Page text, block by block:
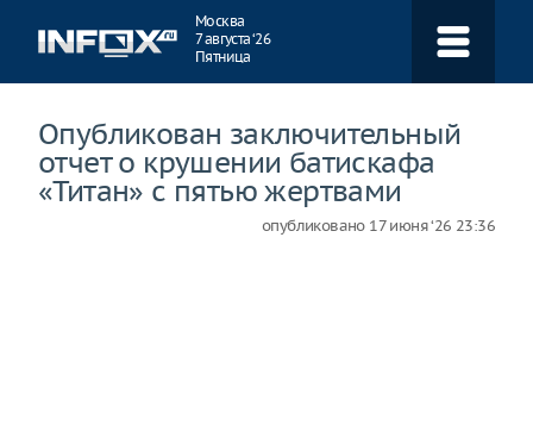
Москва
7 августа ‘26
Пятница
Опубликован заключительный
отчет о крушении батискафа
«Титан» с пятью жертвами
опубликовано 17 июня ‘26 23:36